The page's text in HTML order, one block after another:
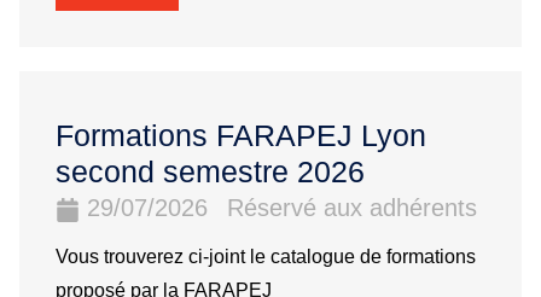
Formations FARAPEJ Lyon
second semestre 2026
29/07/2026 Réservé aux adhérents
Vous trouverez ci-joint le catalogue de formations
proposé par la FARAPEJ